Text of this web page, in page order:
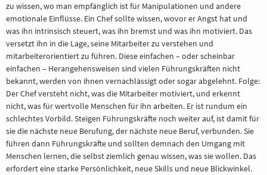
zu wissen, wo man empfänglich ist für Manipulationen und andere
emotionale Einflüsse. Ein Chef sollte wissen, wovor er Angst hat und
was ihn intrinsisch steuert, was ihn bremst und was ihn motiviert. Das
versetzt ihn in die Lage, seine Mitarbeiter zu verstehen und
mitarbeiterorientiert zu führen. Diese einfachen – oder scheinbar
einfachen – Herangehensweisen sind vielen Führungskräften nicht
bekannt, werden von ihnen vernachlässigt oder sogar abgelehnt. Folge:
Der Chef versteht nicht, was die Mitarbeiter motiviert, und erkennt
nicht, was für wertvolle Menschen für ihn arbeiten. Er ist rundum ein
schlechtes Vorbild. Steigen Führungskräfte noch weiter auf, ist damit für
sie die nächste neue Berufung, der nächste neue Beruf, verbunden. Sie
führen dann Führungskräfte und sollten demnach den Umgang mit
Menschen lernen, die selbst ziemlich genau wissen, was sie wollen. Das
erfordert eine starke Persönlichkeit, neue Skills und neue Blickwinkel.